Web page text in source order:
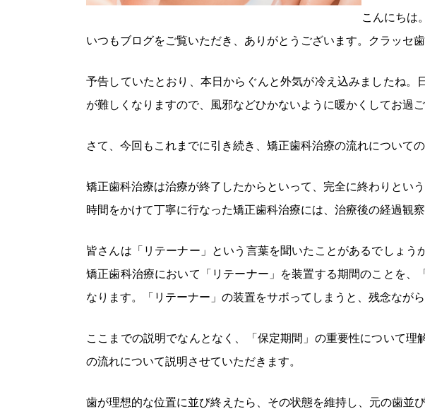
こんにちは。
いつもブログをご覧いただき、ありがとうございます。クラッセ歯
予告していたとおり、本日からぐんと外気が冷え込みましたね
が難しくなりますので、風邪などひかないように暖かくしてお過ご
さて、今回もこれまでに引き続き、矯正歯科治療の流れについての
矯正歯科治療は治療が終了したからといって、完全に終わりという
時間をかけて丁寧に行なった矯正歯科治療には、治療後の経過観
皆さんは「リテーナー」という言葉を聞いたことがあるでしょ
矯正歯科治療において「リテーナー」を装置する期間のことを
なります。「リテーナー」の装置をサボってしまうと、残念なが
ここまでの説明でなんとなく、「保定期間」の重要性について
の流れについて説明させていただきます。
歯が理想的な位置に並び終えたら、その状態を維持し、元の歯並